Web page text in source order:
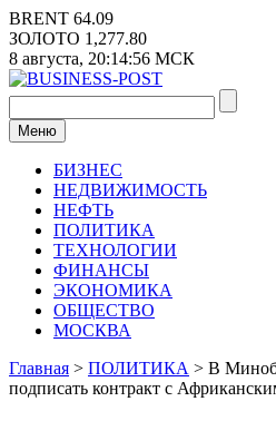
Перейти
к
содержимому
BRENT 64.09
ЗОЛОТО 1,277.80
8 августа, 20:14:56 МСК
Меню
БИЗНЕС
НЕДВИЖИМОСТЬ
НЕФТЬ
ПОЛИТИКА
ТЕХНОЛОГИИ
ФИНАНСЫ
ЭКОНОМИКА
ОБЩЕСТВО
МОСКВА
Главная > ПОЛИТИКА > В
подписать контракт с